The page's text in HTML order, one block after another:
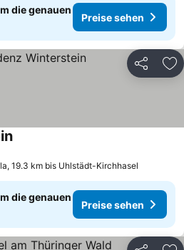
die genauen
Preise sehen
Teilen
Preise sehen
19.3 km bis Uhlstädt-Kirchhasel
die genauen
Preise sehen